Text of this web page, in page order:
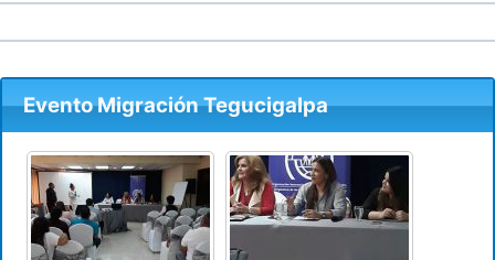
Evento Migración Tegucigalpa